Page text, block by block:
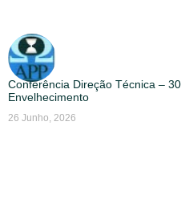
Conferência Direção Técnica –
Envelhecimento
26 Junho, 2026